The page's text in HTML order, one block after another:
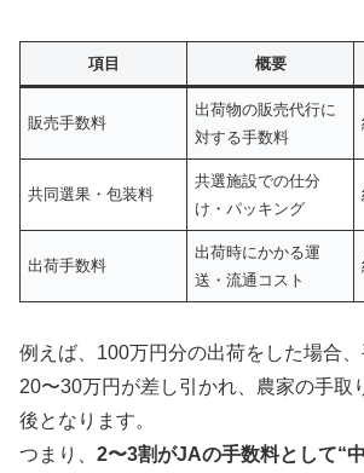
項目 概要
販売手数料
出荷物の販売代行に
対する手数料
共同選果・包装料
共選施設での仕分
け・パッキング
出荷手数料
出荷時にかかる運
送・流通コスト
例えば、100万円分の出荷をした場合
20〜30万円が差し引かれ、農家の手取
後となります。
つまり、 2〜3割がJAの手数料として“